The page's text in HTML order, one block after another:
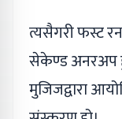
त्यसैगरी फस्ट
सेकेण्ड अनरअप
मुजिजद्वारा